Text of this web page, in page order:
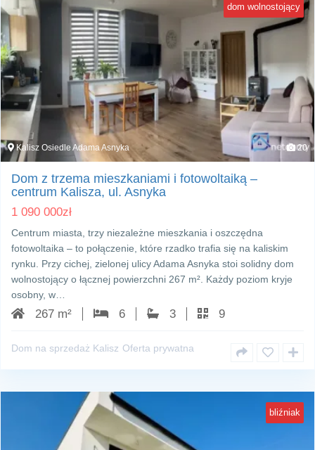
dom wolnostojący
Kalisz Osiedle Adama Asnyka 20
Dom z trzema mieszkaniami i fotowoltaiką –
centrum Kalisza, ul. Asnyka
1 090 000zł
Centrum miasta, trzy niezależne mieszkania i oszczędna
fotowoltaika – to połączenie, które rzadko trafia się na kaliskim
rynku. Przy cichej, zielonej ulicy Adama Asnyka stoi solidny dom
wolnostojący o łącznej powierzchni 267 m². Każdy poziom kryje
osobny, w…
267 m² 6 3 9
Dom na sprzedaż Kalisz Oferta prywatna
bliźniak